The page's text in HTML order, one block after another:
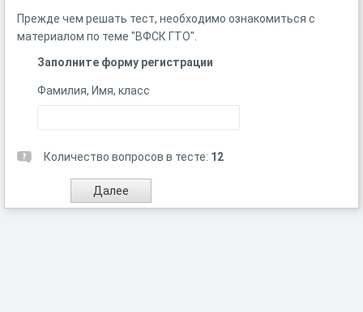
Прежде чем решать тест, необходимо ознакомиться с
материалом по теме "ВФСК ГТО".
Заполните форму регистрации
Фамилия, Имя, класс
Количество вопросов в тесте: 12